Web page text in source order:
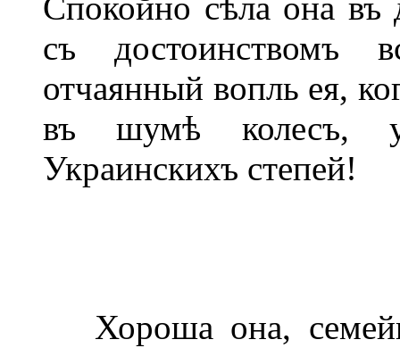
съ достоинствомъ
отчаянный вопль ея,
въ шумѣ колесъ,
Украинскихъ степей!
Хороша она,